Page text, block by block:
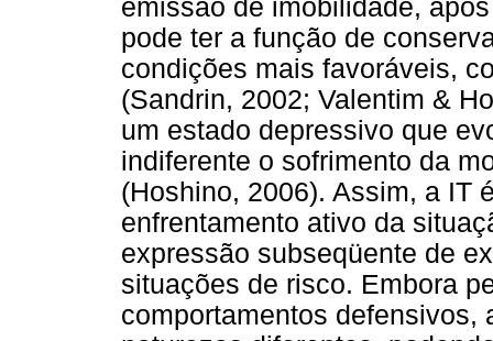
emissão de imobilidade,
pode ter a função de
condições mais favoráveis,
(Sandrin, 2002; Valentim &
um estado depressivo que
indiferente o sofrimento da
(Hoshino, 2006). Assim, a IT
enfrentamento ativo da
expressão subseqüente de
situações de risco. Embora
comportamentos defensivos,